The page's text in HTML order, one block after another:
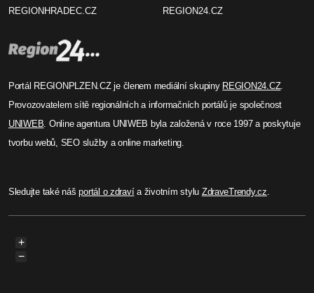
REGIONHRADEC.CZ REGION24.CZ
Portál REGIONPLZEN.CZ je členem mediální skupiny REGION24.CZ.
Provozovatelem sítě regionálních a informačních portálů je společnost
UNIWEB. Online agentura UNIWEB byla založená v roce 1997 a poskytuje
tvorbu webů, SEO služby a online marketing.
Sledujte také nášportál o zdravía životním stylu ZdraveTrendy.cz.
+
−